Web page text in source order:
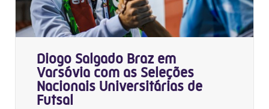
Diogo Salgado Braz em
Varsóvia com as Seleções
Nacionais Universitárias de
Futsal